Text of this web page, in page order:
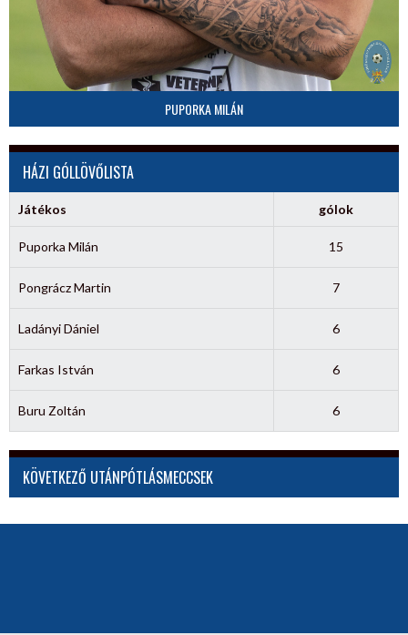
PUPORKA MILÁN
HÁZI GÓLLÖVŐLISTA
Játékos gólok
Puporka Milán 15
Pongrácz Martin 7
Ladányi Dániel 6
Farkas István 6
Buru Zoltán 6
KÖVETKEZŐ UTÁNPÓTLÁSMECCSEK